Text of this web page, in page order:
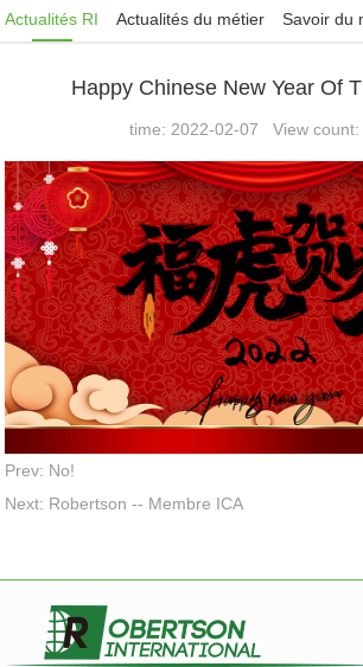
Recrutement
Actualités RI Actualités du métier Savoir du
Happy Chinese New Year Of
time: 2022-02-07 View count:
Prev: No!
Next: Robertson -- Membre ICA